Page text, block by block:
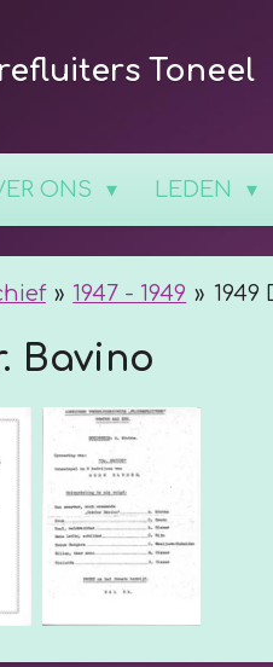
Toneel
ONS LEDEN
» 1947 - 1949 » 1949
Bavino